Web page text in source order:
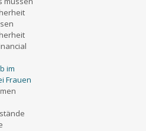
im
Frauen